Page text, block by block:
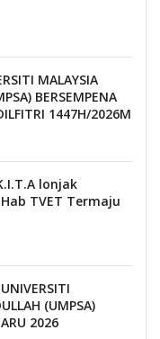
MALAYSIA
BERSEMPENA
1447H/2026M
lonjak
TVET Termaju
(UMPSA)
2026